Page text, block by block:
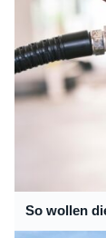
So wollen